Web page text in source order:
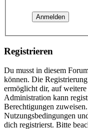
Registrieren
Du musst in diesem
können. Die
ermöglicht dir, auf
Administration kann
Berechtigungen
Nutzungsbedingungen
dich registrierst. Bitte